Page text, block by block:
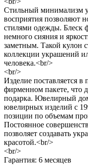
Стильный минимализм
восприятия позволяют
стилями одежды. Блеск
немного сияния и
заметным. Такой кулон
коллекции украшений
человека.<br/>
<br/>
Изделие поставляется
фирменном пакете, что
подарка. Ювелирный
ювелирных изделий с
позиции по объемам
Постоянное
позволяет создавать
красотой.<br/>
<br/>
Гарантия: 6 месяцев